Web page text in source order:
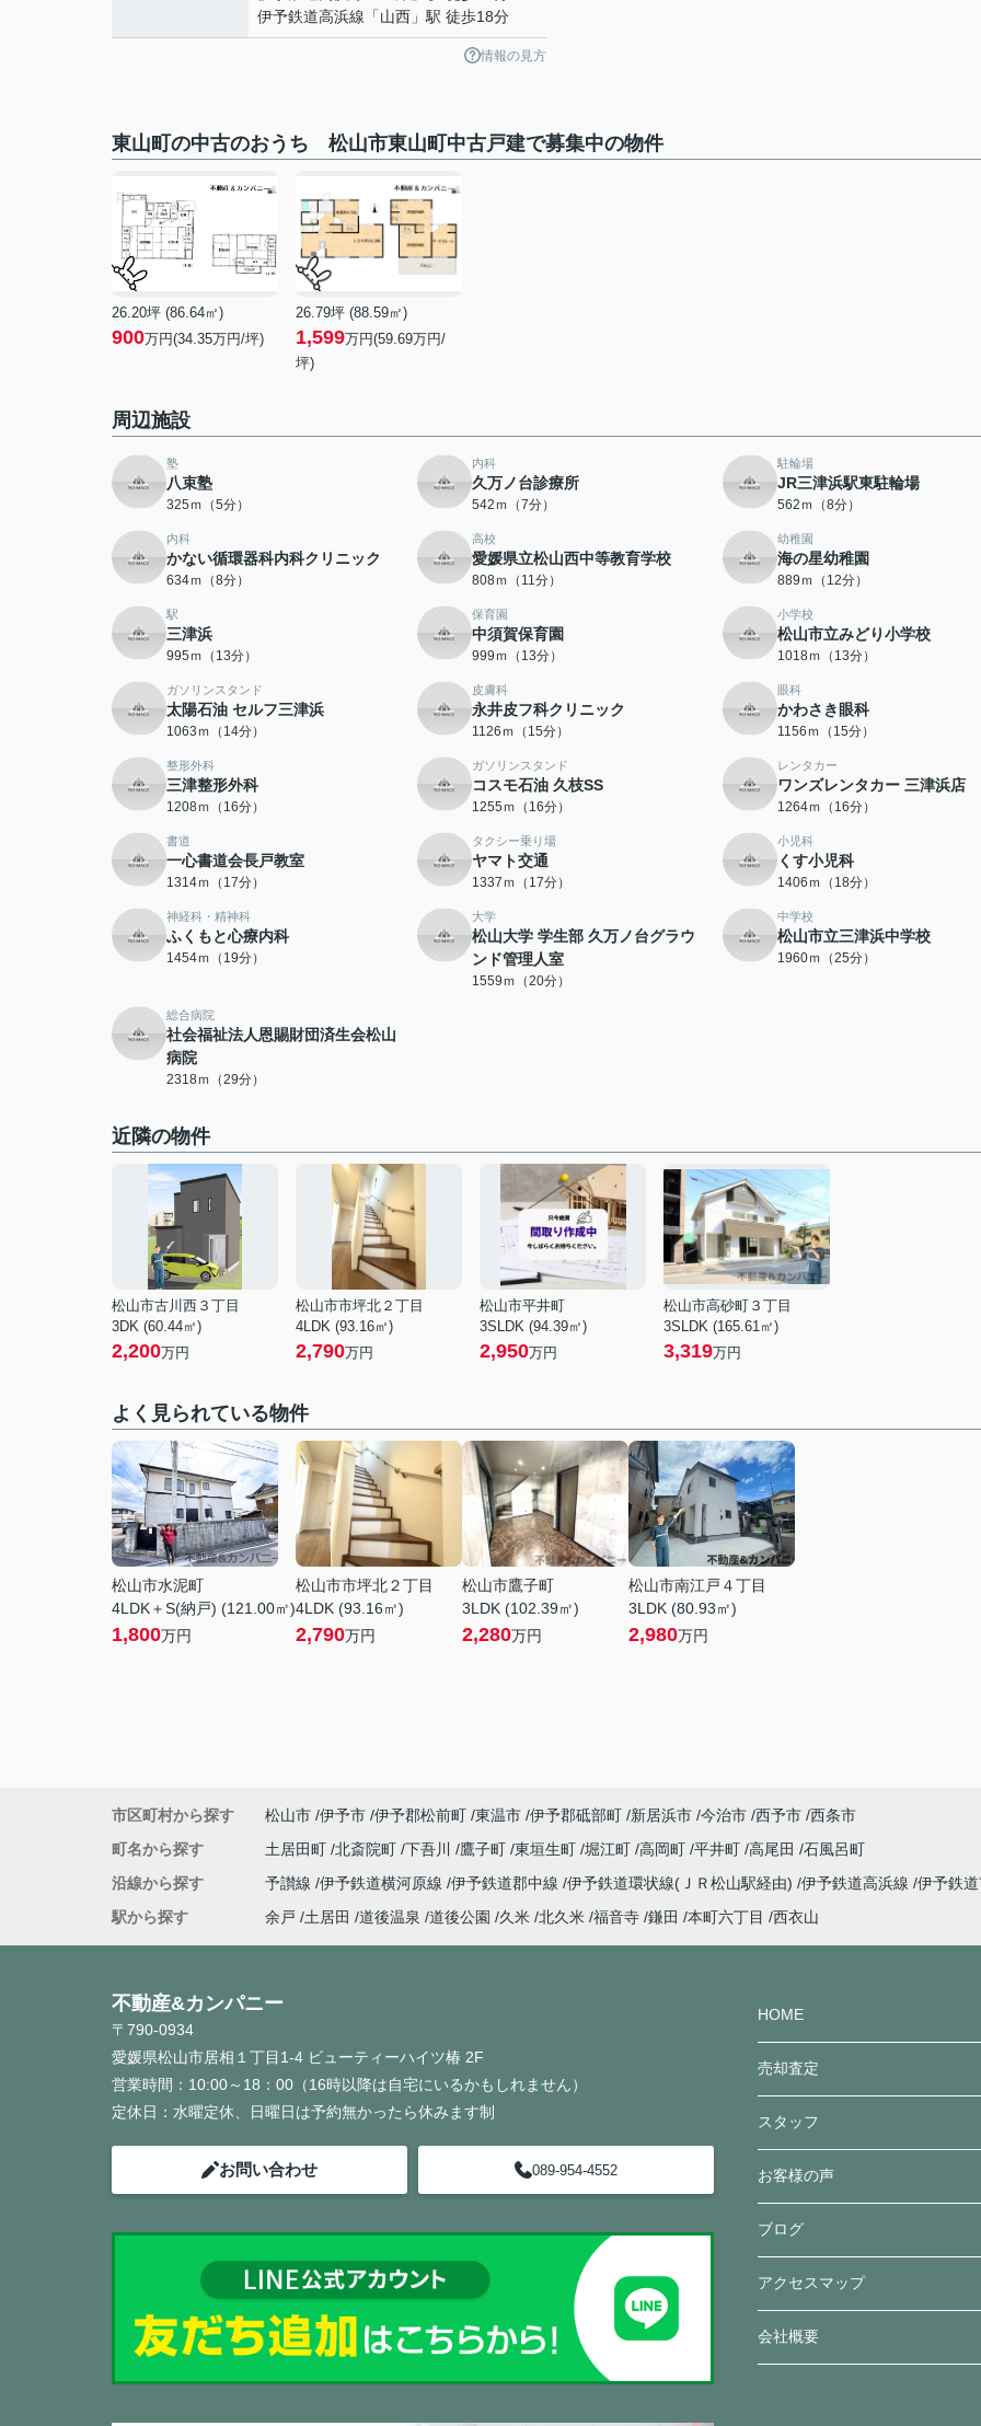
伊予鉄道高浜線 「山西 」駅 徒歩18分
情報の見方
東山町の中古のおうち 松山市東山町中古戸建で募集中の物件
26.20坪 (86.64㎡)
900万円(34.35万円/坪)
26.79坪 (88.59㎡)
1,599万円(59.69万円/
坪)
周辺施設
塾
八束塾
325ｍ（5分）
内科
久万ノ台診療所
542ｍ（7分）
駐輪場
JR三津浜駅東駐輪場
562ｍ（8分）
内科
かない循環器科内科クリニック
634ｍ（8分）
高校
愛媛県立松山西中等教育学校
808ｍ（11分）
幼稚園
海の星幼稚園
889ｍ（12分）
駅
三津浜
995ｍ（13分）
保育園
中須賀保育園
999ｍ（13分）
小学校
松山市立みどり小学校
1018ｍ（13分）
ガソリンスタンド
太陽石油 セルフ三津浜
1063ｍ（14分）
皮膚科
永井皮フ科クリニック
1126ｍ（15分）
眼科
かわさき眼科
1156ｍ（15分）
整形外科
三津整形外科
1208ｍ（16分）
ガソリンスタンド
コスモ石油 久枝SS
1255ｍ（16分）
レンタカー
ワンズレンタカー 三津浜店
1264ｍ（16分）
書道
一心書道会長戸教室
1314ｍ（17分）
タクシー乗り場
ヤマト交通
1337ｍ（17分）
小児科
くす小児科
1406ｍ（18分）
神経科・精神科
ふくもと心療内科
1454ｍ（19分）
大学
松山大学 学生部 久万ノ台グラウ
ンド管理人室
1559ｍ（20分）
中学校
松山市立三津浜中学校
1960ｍ（25分）
総合病院
社会福祉法人恩賜財団済生会松山
病院
2318ｍ（29分）
近隣の物件
松山市古川西３丁目
3DK (60.44㎡)
2,200万円
松山市市坪北２丁目
4LDK (93.16㎡)
2,790万円
松山市平井町
3SLDK (94.39㎡)
2,950万円
松山市高砂町３丁目
3SLDK (165.61㎡)
3,319万円
よく見られている物件
松山市水泥町
4LDK＋S(納戸) (121.00㎡)
1,800万円
松山市市坪北２丁目
4LDK (93.16㎡)
2,790万円
松山市鷹子町
3LDK (102.39㎡)
2,280万円
松山市南江戸４丁目
3LDK (80.93㎡)
2,980万円
市区町村から探す 松山市 伊予市 伊予郡松前町 東温市 伊予郡砥部町 新居浜市 今治市 西予市 西条市
町名から探す
土居田町 北斎院町 下吾川 鷹子町 東垣生町 堀江町 高岡町 平井町 高尾田
石風呂町
沿線から探す
予讃線 伊予鉄道横河原線 伊予鉄道郡中線 伊予鉄道環状線(ＪＲ松山駅経由) 伊予鉄道高浜線 伊予鉄
駅から探す
余戸 土居田 道後温泉 道後公園 久米 北久米 福音寺 鎌田 本町六丁目 西衣山
不動産&カンパニー
〒790-0934
愛媛県松山市居相１丁目1-4 ビューティーハイツ椿 2F
営業時間： 10:00～18：00（16時以降は自宅にいるかもしれません）
定休日： 水曜定休、日曜日は予約無かったら休みます制
お問い合わせ 089-954-4552
HOME
売却査定
スタッフ
お客様の声
ブログ
アクセスマップ
会社概要